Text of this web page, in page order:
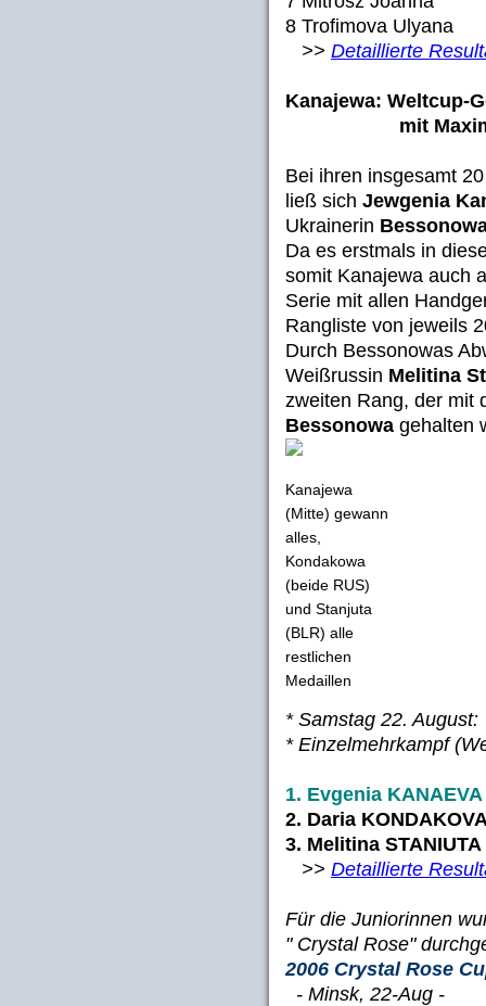
8 Trofimova
>> Detaillierte
Kanajewa: Weltcup-
mit
Bei ihren insgesamt
ließ sich Jewgenia
Ukrainerin
Da es erstmals in
somit Kanajewa auch
Serie mit allen
Rangliste von jeweils
Durch Bessonowas
Weißrussin Melitina
zweiten Rang, der mit
Bessonowa gehalten
Kanajewa
(Mitte) gewann
alles,
Kondakowa
(beide RUS)
und Stanjuta
(BLR) alle
restlichen
Medaillen
* Samstag 22. August:
* Einzelmehrkampf
1. Evgenia
2. Daria
3. Melitina
>> Detaillierte
Für die Juniorinnen
" Crystal Rose"
2006 Crystal Rose
- Minsk, 22-Aug -